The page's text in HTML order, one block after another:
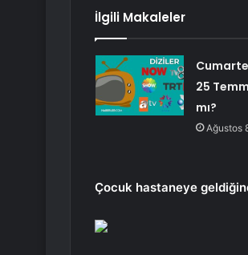
İlgili Makaleler
25
mı?
Ağustos
Çocuk hastaneye